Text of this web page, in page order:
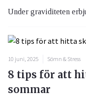
Under graviditeten
10 juni, 2025 Sömn & Stress
8 tips för att
sommar